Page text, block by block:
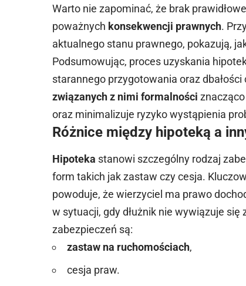
Warto nie zapominać, że brak
poważnych konsekwencji prawnych.
aktualnego stanu prawnego, pokazują,
Podsumowując, proces uzyskania
starannego przygotowania oraz dbałości
związanych z nimi formalności
oraz minimalizuje ryzyko wystąpienia
Różnice między hipoteką a
Hipoteka stanowi szczególny rodzaj
form takich jak zastaw czy cesja.
powoduje, że wierzyciel ma prawo
w sytuacji, gdy dłużnik nie wywiązuje
zabezpieczeń są:
zastaw na ruchomościach,
cesja praw.